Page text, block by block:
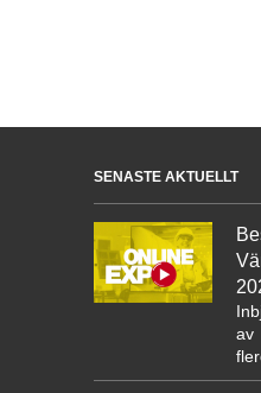
SENASTE AKTUELLT
av